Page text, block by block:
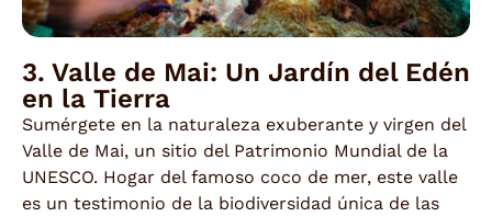
3. Valle de Mai: Un Jardín del Edén
en la Tierra
Sumérgete en la naturaleza exuberante y virgen del
Valle de Mai, un sitio del Patrimonio Mundial de la
UNESCO. Hogar del famoso coco de mer, este valle
es un testimonio de la biodiversidad única de las